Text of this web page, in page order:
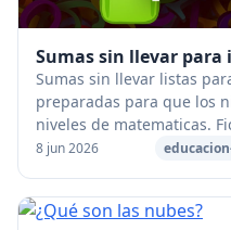
Sumas sin llevar
Sumas sin llevar listas
preparadas para que los
niveles de matematicas.
básicas de una cifra,
8 jun 2026